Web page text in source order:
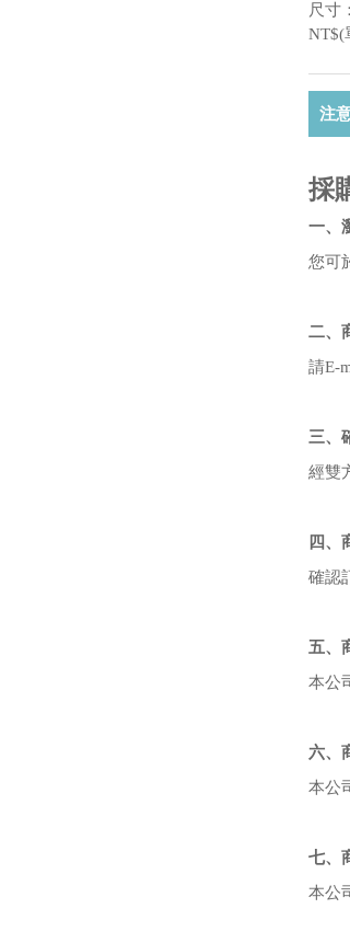
尺寸
NT$(
注
採
一、
您可
二、
請E-
三、
經雙
四、
確認
五、
本公
六、
本公
七、
本公